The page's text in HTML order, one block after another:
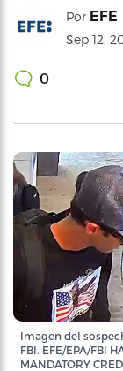
Por EFE
Sep 12,
0
Imagen del
FBI. EFE/EPA/FBI
MANDATORY